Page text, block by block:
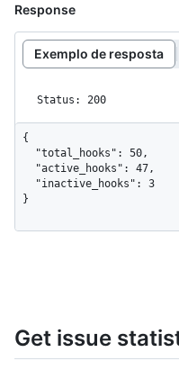
Response
Exemplo de resposta
Status: 200
{
}
Get issue